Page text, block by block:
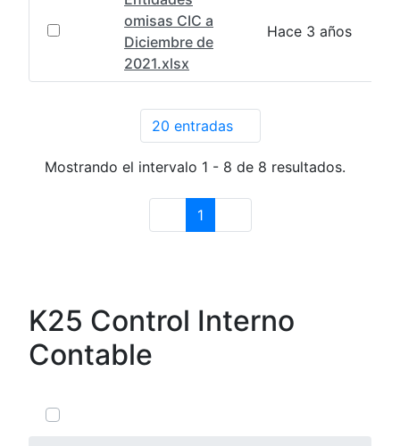
omisas CIC a
Diciembre de
2021.xlsx
Hace 3 años
20 entradasPor página
Mostrando el intervalo 1 - 8 de 8 resultados.
Página
1
K25 Control Interno
Contable